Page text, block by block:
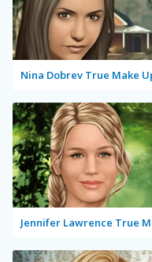
Nina Dobrev True Make